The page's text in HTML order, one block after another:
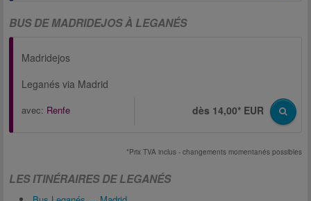
BUS DE MADRIDEJOS À LEGANÉS
Madridejos
Leganés via Madrid
avec: Renfe dès 14,00* EUR
*Prix TVA inclus - changements momentanés possibles
LES ITINÉRAIRES DE LEGANÉS